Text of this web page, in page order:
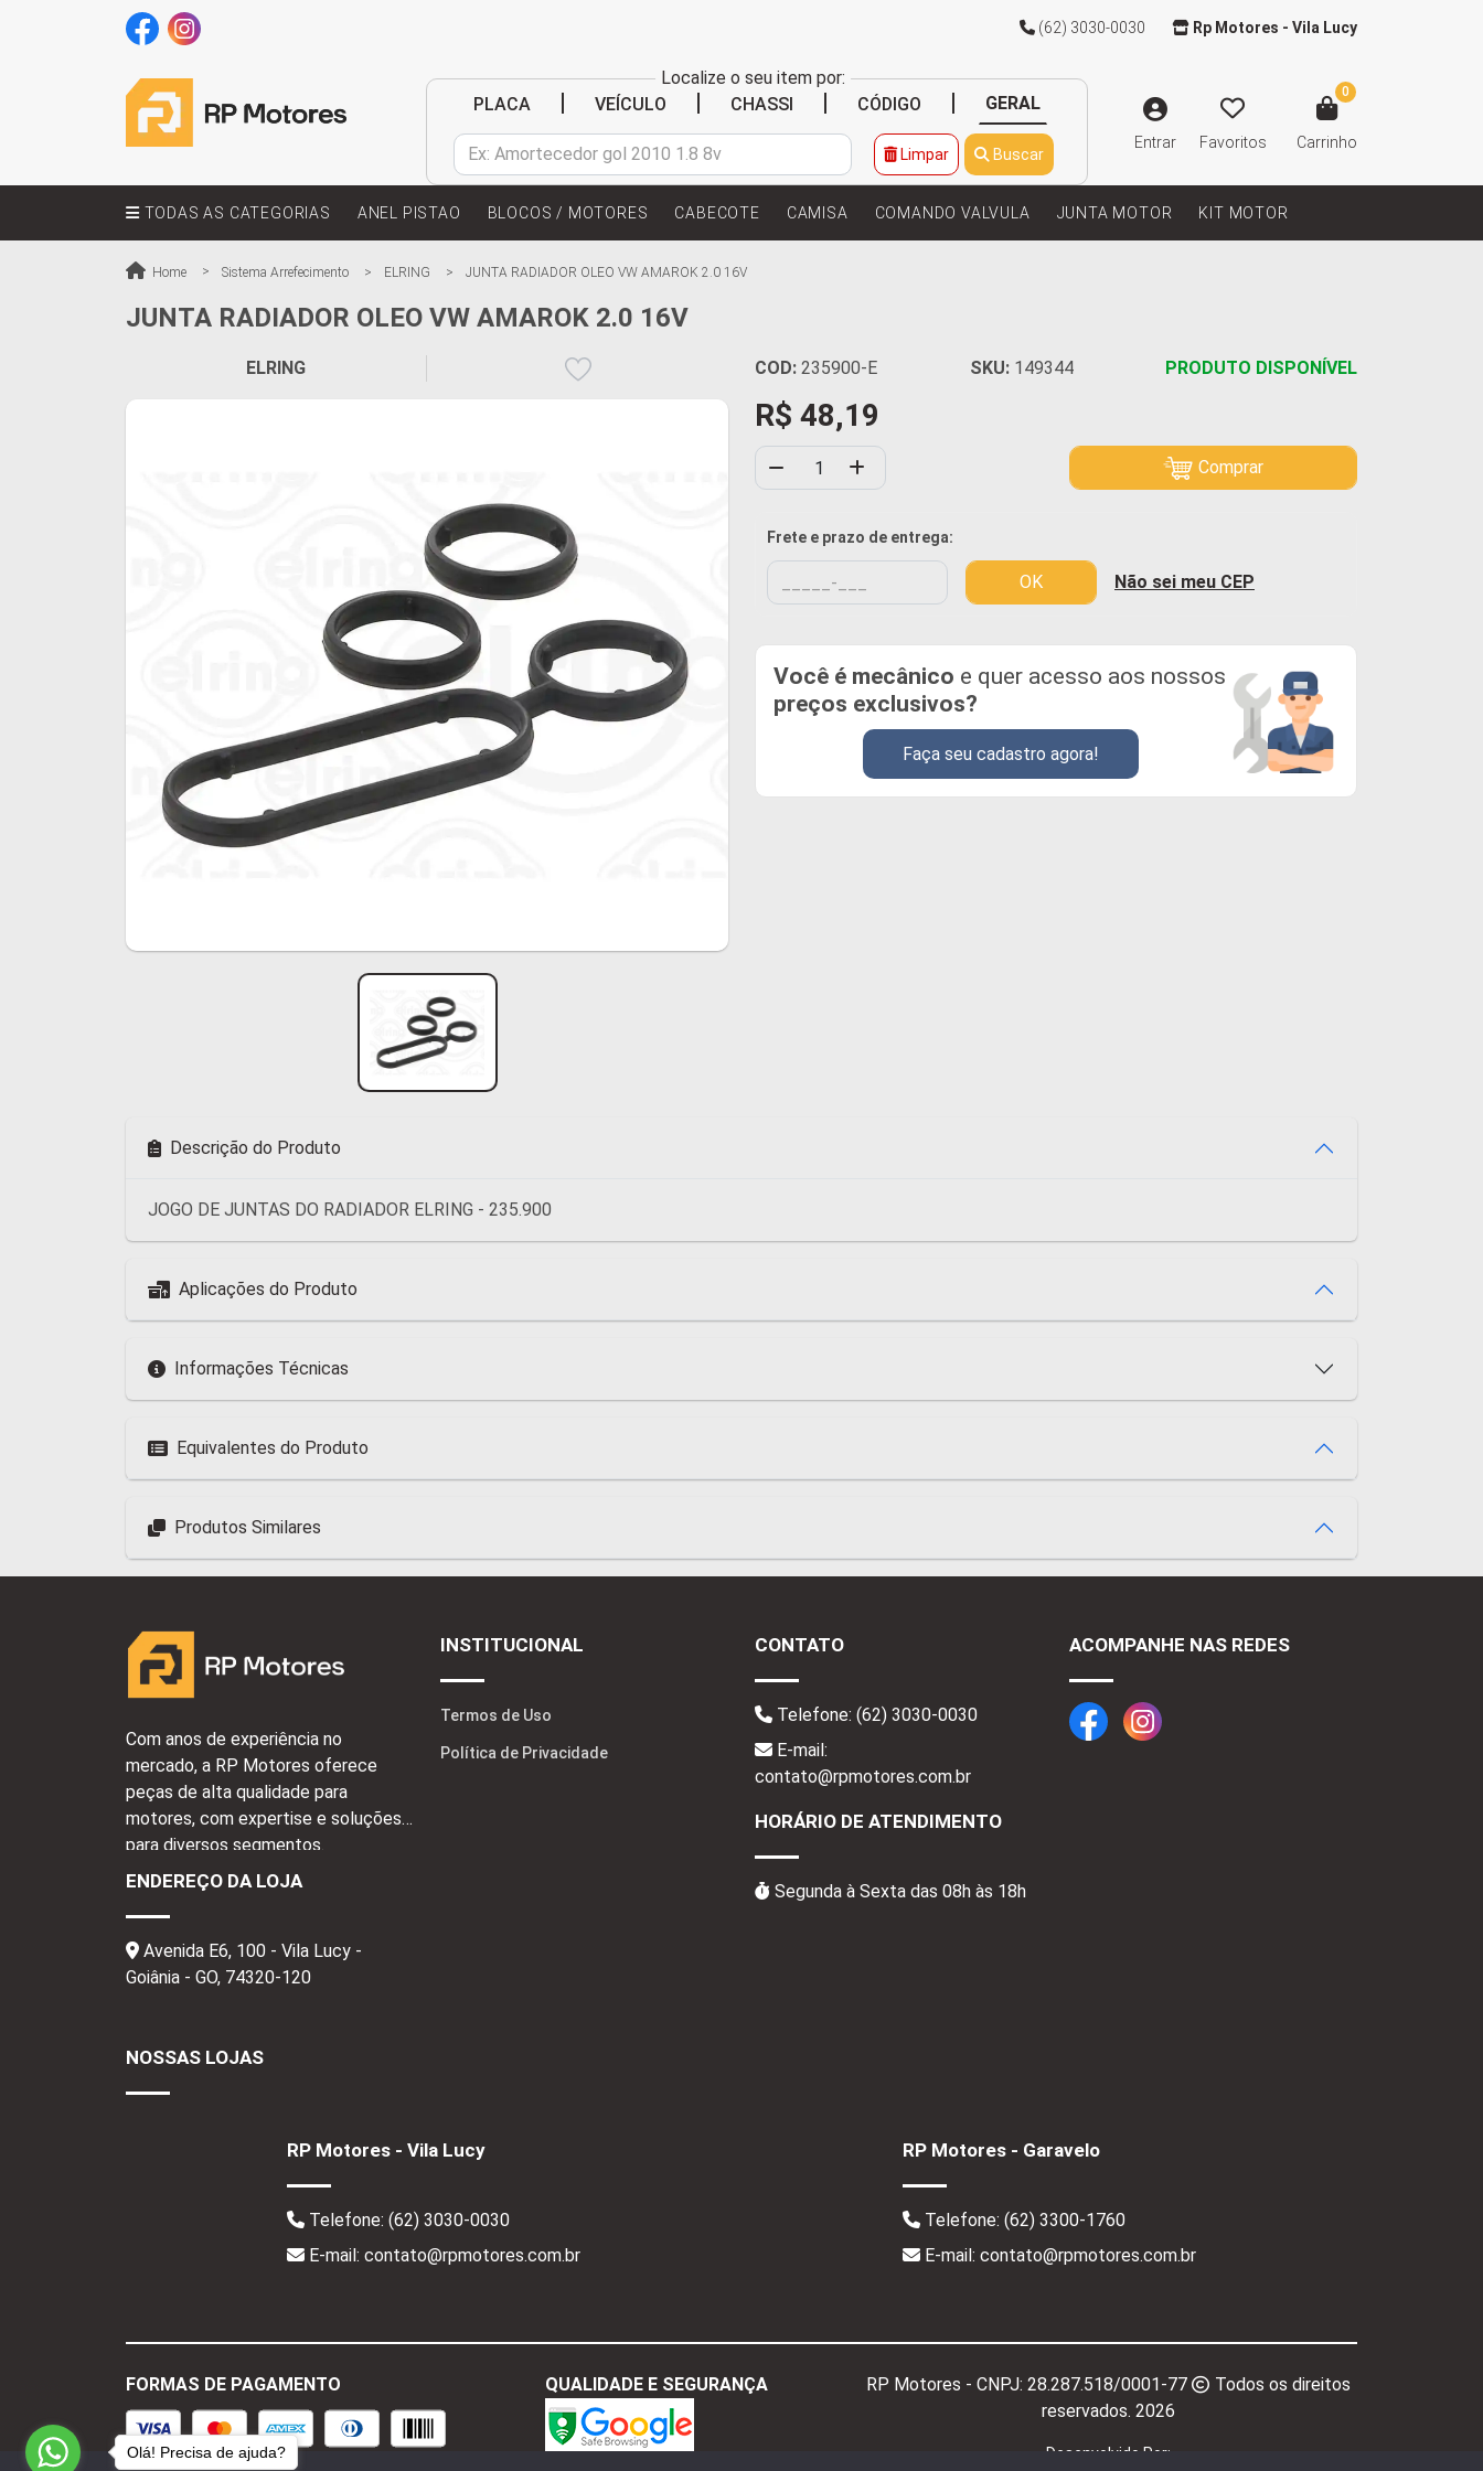
(62) 3030-0030 Rp Motores - Vila Lucy
Localize o seu item por:
PLACA
VEÍCULO CHASSI CÓDIGO GERAL
Limpar Buscar
Entrar Favoritos
0
Carrinho
TODAS AS CATEGORIAS ANEL PISTAO BLOCOS / MOTORES CABECOTE CAMISA COMANDO VALVULA JUNTA MOTOR KIT MOTOR
Home Sistema Arrefecimento ELRING JUNTA RADIADOR OLEO VW AMAROK 2.0 16V
JUNTA RADIADOR OLEO VW AMAROK 2.0 16V
ELRING COD: 235900-E SKU: 149344 PRODUTO DISPONÍVEL
R$ 48,19
Comprar
Frete e prazo de entrega:
OK Não sei meu CEP
Você é mecânico e quer acesso aos nossos
preços exclusivos?
Faça seu cadastro agora!
Descrição do Produto
JOGO DE JUNTAS DO RADIADOR ELRING - 235.900
Aplicações do Produto
Informações Técnicas
Equivalentes do Produto
Produtos Similares
Com anos de experiência no
mercado, a RP Motores oferece
peças de alta qualidade para
motores, com expertise e soluções
para diversos segmentos.
ENDEREÇO DA LOJA
Avenida E6, 100 - Vila Lucy -
Goiânia - GO, 74320-120
INSTITUCIONAL
Termos de Uso
Política de Privacidade
CONTATO
Telefone: (62) 3030-0030
E-mail:
contato@rpmotores.com.br
HORÁRIO DE ATENDIMENTO
Segunda à Sexta das 08h às 18h
ACOMPANHE NAS REDES
NOSSAS LOJAS
RP Motores - Vila Lucy
Telefone: (62) 3030-0030
E-mail: contato@rpmotores.com.br
RP Motores - Garavelo
Telefone: (62) 3300-1760
E-mail: contato@rpmotores.com.br
FORMAS DE PAGAMENTO QUALIDADE E SEGURANÇA RP Motores - CNPJ: 28.287.518/0001-77
Todos os direitos
reservados. 2026
Desenvolvido Por:
Olá! Precisa de ajuda?